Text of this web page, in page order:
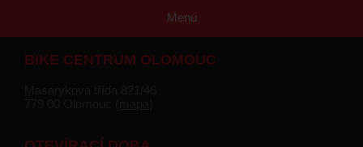
Menu
BIKE CENTRUM OLOMOUC